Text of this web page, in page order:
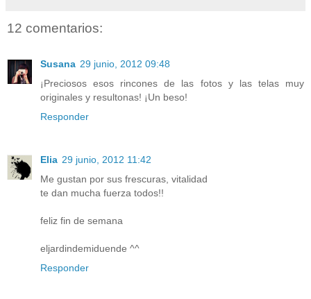
12 comentarios:
Susana 29 junio, 2012 09:48
¡Preciosos esos rincones de las fotos y las telas muy
originales y resultonas! ¡Un beso!
Responder
Elia 29 junio, 2012 11:42
Me gustan por sus frescuras, vitalidad
te dan mucha fuerza todos!!
feliz fin de semana
eljardindemiduende ^^
Responder